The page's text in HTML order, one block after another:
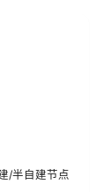
/半自建节点